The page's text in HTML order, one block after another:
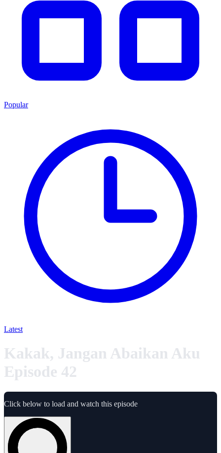
Popular
Latest
Kakak, Jangan Abaikan Aku
Episode 42
Click below to load and watch this episode